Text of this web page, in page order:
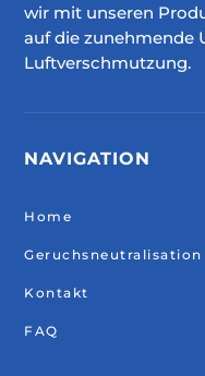
wir mit unseren
auf die zunehmende
Luftverschmutzung.
NAVIGATION
Home
Geruchsneutralisation
Kontakt
FAQ